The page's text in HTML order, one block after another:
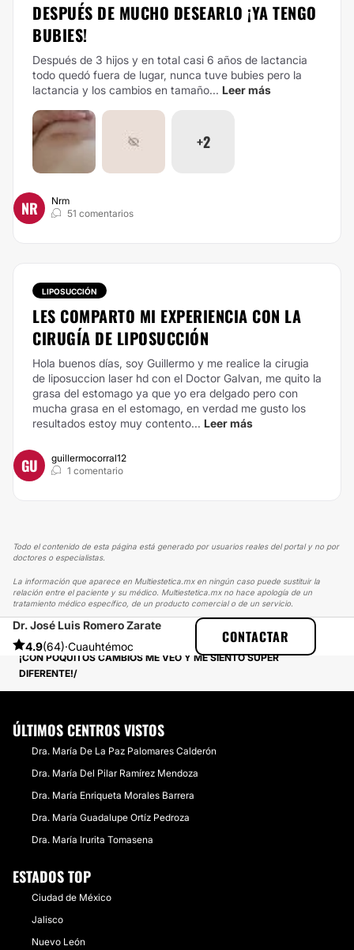
DESPUÉS DE MUCHO DESEARLO ¡YA TENGO
BUBIES!
Después de 3 hijos y en total casi 6 años de lactancia
todo quedó fuera de lugar, nunca tuve bubies pero la
lactancia y los cambios en tamaño... Leer más
+2
NR
Nrm
51 comentarios
LIPOSUCCIÓN
LES COMPARTO MI EXPERIENCIA CON LA
CIRUGÍA DE LIPOSUCCIÓN
Hola buenos días, soy Guillermo y me realice la cirugia
de liposuccion laser hd con el Doctor Galvan, me quito la
grasa del estomago ya que yo era delgado pero con
mucha grasa en el estomago, en verdad me gusto los
resultados estoy muy contento... Leer más
GU
guillermocorral12
1 comentario
Todo el contenido de esta página está generado por usuarios reales del portal y no por
doctores o especialistas.
La información que aparece en Multiestetica.mx en ningún caso puede sustituir la
relación entre el paciente y su médico. Multiestetica.mx no hace apología de un
tratamiento médico específico, de un producto comercial o de un servicio.
Dr. José Luis Romero Zarate
4.9(64)·Cuauhtémoc
CONTACTAR
MULTIESTETICA
EXPERIENCIAS
EXPERIENCIAS SOBRE MOMMY MAKEOVER
¡CON POQUITOS CAMBIOS ME VEO Y ME SIENTO SÚPER
DIFERENTE!
ÚLTIMOS CENTROS VISTOS
Dra. María De La Paz Palomares Calderón
Dra. María Del Pilar Ramírez Mendoza
Dra. María Enriqueta Morales Barrera
Dra. María Guadalupe Ortíz Pedroza
Dra. María Irurita Tomasena
ESTADOS TOP
Ciudad de México
Jalisco
Nuevo León